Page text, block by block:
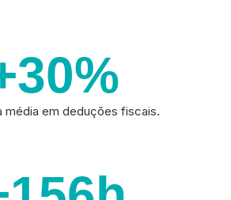
%
média em deduções fiscais.